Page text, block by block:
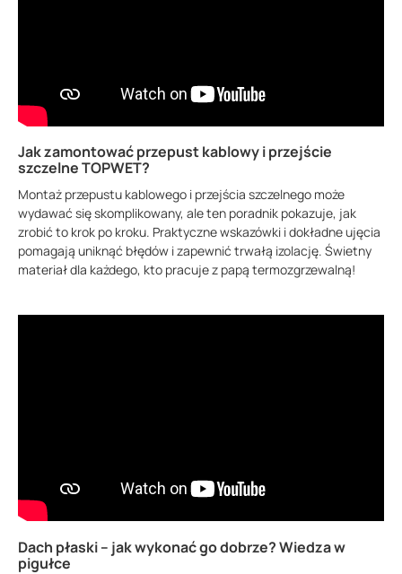
Jak zamontować przepust kablowy i przejście
szczelne TOPWET?
Montaż przepustu kablowego i przejścia szczelnego może
wydawać się skomplikowany, ale ten poradnik pokazuje, jak
zrobić to krok po kroku. Praktyczne wskazówki i dokładne ujęcia
pomagają uniknąć błędów i zapewnić trwałą izolację. Świetny
materiał dla każdego, kto pracuje z papą termozgrzewalną!
Dach płaski – jak wykonać go dobrze? Wiedza w
pigułce